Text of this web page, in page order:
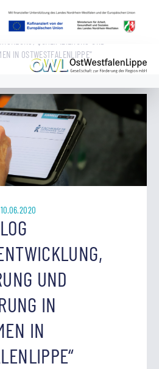
ARBEITSMARKT UND BILDUNG
IN OSTWESTFALENLIPPE“
10.06.2020
UND
IN
IN